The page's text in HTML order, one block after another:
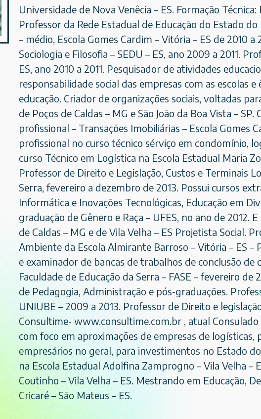
Universidade de Nova Venêcia – ES. Formação
Professor da Rede Estadual de Educação do Estado
– médio, Escola Gomes Cardim – Vitória – ES de 2010
Sociologia e Filosofia – SEDU – ES, ano 2009 a 2011.
ES, ano 2010 a 2011. Pesquisador de atividades
responsabilidade social das empresas com as escolas
educação. Criador de organizações sociais, voltadas
de Poços de Caldas – MG e São João da Boa Vista –
profissional – Transações Imobiliárias – Escola Gomes
profissional no curso técnico sérviço em condomínio,
curso Técnico em Logística na Escola Estadual Maria
Professor de Direito e Legislação, Custos e Terminais
Serra, fevereiro a dezembro de 2013. Possui cursos
Informática e Inovações Tecnológicas, Educação em
graduação de Gênero e Raça – UFES, no ano de
de Caldas – MG e de Vila Velha – ES Projetista Social.
Ambiente da Escola Almirante Barroso – Vitória – ES –
e examinador de bancas de trabalhos de conclusão
Faculdade de Educação da Serra – FASE – fevereiro
de Pedagogia, Administração e pós-graduações.
UNIUBE – 2009 a 2013. Professor de Direito e
Consultime- www.consultime.com.br , atual
com foco em aproximações de empresas de logísticas,
empresários no geral, para investimentos no Estado
na Escola Estadual Adolfina Zamprogno – Vila Velha –
Coutinho – Vila Velha – ES. Mestrando em Educação,
Cricaré – São Mateus – ES.